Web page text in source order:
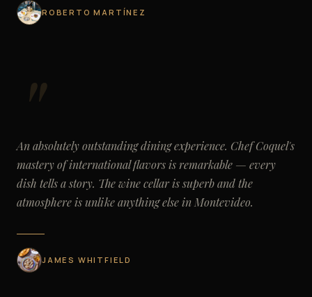
ROBERTO MARTÍNEZ
An absolutely outstanding dining experience. Chef Coquel's
mastery of international flavors is remarkable — every
dish tells a story. The wine cellar is superb and the
atmosphere is unlike anything else in Montevideo.
JAMES WHITFIELD